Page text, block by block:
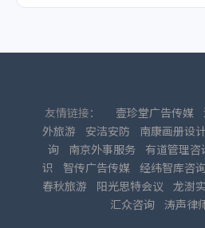
友情链接： 壹珍堂广告传媒
外旅游
安洁安防 南康画册设
询
南京外事服务 有道管理咨
识
智传广告传媒 经纬智库咨
春秋旅游
阳光思特会议 龙澍
汇众咨询 涛声律